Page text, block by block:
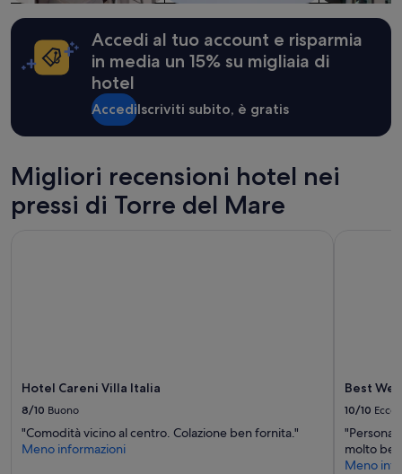
essere
previste
condizioni
aggiuntive.
Accedi al tuo account e risparmia
in media un 15% su migliaia di
hotel
AccediIscriviti subito, è gratis
Migliori recensioni hotel nei
pressi di Torre del Mare
Hotel Careni Villa Italia
8/10 Buono
"Comodità vicino al centro. Colazione ben fornita."
Meno informazioni
Best
10/10
molto
Meno